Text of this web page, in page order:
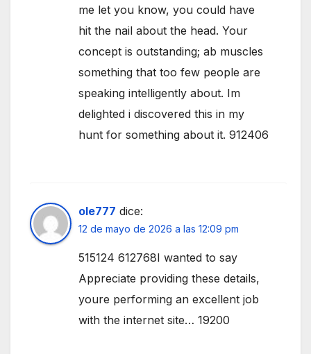
me let you know, you could have
hit the nail about the head. Your
concept is outstanding; ab muscles
something that too few people are
speaking intelligently about. Im
delighted i discovered this in my
hunt for something about it. 912406
ole777 dice:
12 de mayo de 2026 a las 12:09 pm
515124 612768I wanted to say
Appreciate providing these details,
youre performing an excellent job
with the internet site… 19200